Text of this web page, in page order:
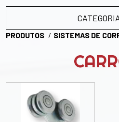
PRODUTOS SISTEMAS DE